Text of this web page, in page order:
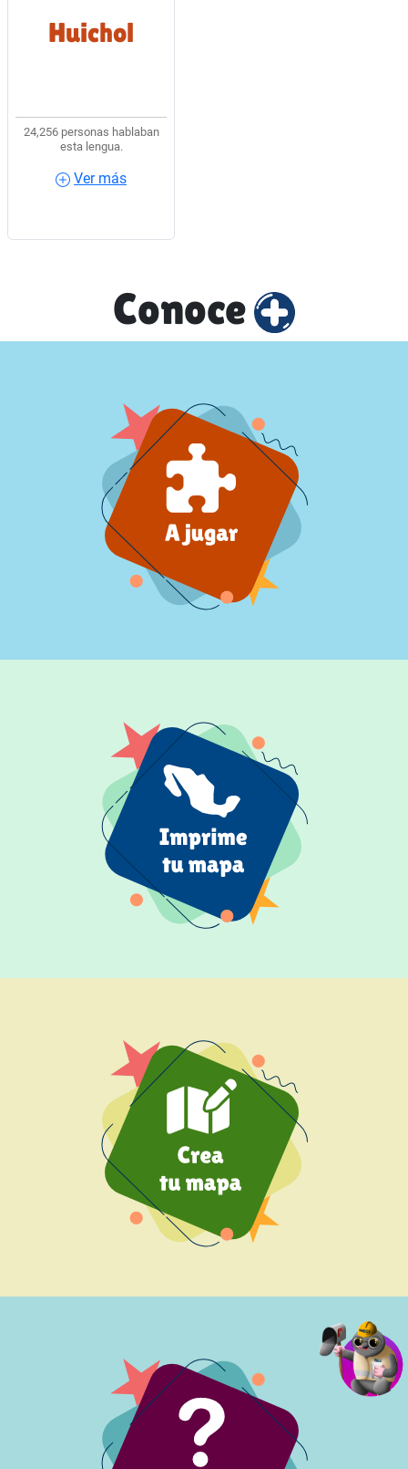
Huichol
24,256 personas hablaban
esta lengua.
Ver más
4 de cada 10 hablantes
de lengua indígena
Ver más
Conoce